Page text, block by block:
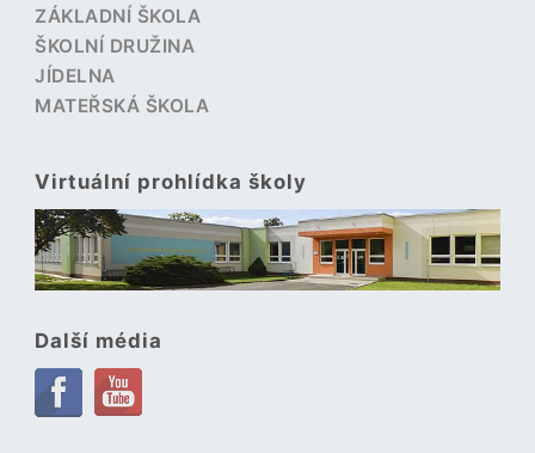
ZÁKLADNÍ ŠKOLA
ŠKOLNÍ DRUŽINA
JÍDELNA
MATEŘSKÁ ŠKOLA
Virtuální prohlídka školy
Další média